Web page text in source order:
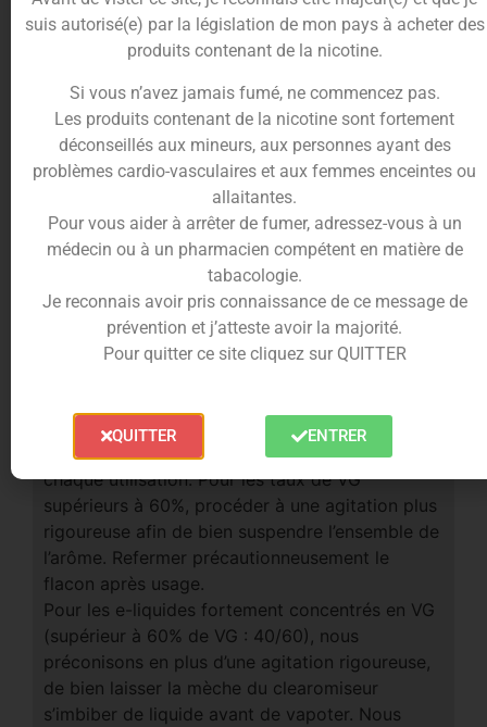
La fiabilité aromatique JNR
équilibrées, pensées pour offrir une vape stable et
régulière. Le Mango Passion Fruit bénéficie d’une
formulation précise et d’arômes fidèles, pour une
expérience aromatique constante.
Respectez les précautions
d’utilisations des e-liquides
Au-delà de 1.66% m/m de
Nicotine, Toxique en cas
d’ingestion
en cas d’ingestion
Bien agiter avant la première ouverture et avant
chaque utilisation. Pour les taux de VG
supérieurs à 60%, procéder à une agitation plus
rigoureuse afin de bien suspendre l’ensemble de
l’arôme. Refermer précautionneusement le
flacon après usage.
Pour les e-liquides fortement concentrés en VG
(supérieur à 60% de VG : 40/60), nous
préconisons en plus d’une agitation rigoureuse,
de bien laisser la mèche du clearomiseur
s’imbiber de liquide avant de vapoter. Nous
suis autorisé(e) par la législation de mon pays à acheter des
produits contenant de la nicotine.
Si vous n’avez jamais fumé, ne commencez pas.
Les produits contenant de la nicotine sont fortement
déconseillés aux mineurs, aux personnes ayant des
problèmes cardio-vasculaires et aux femmes enceintes ou
allaitantes.
Pour vous aider à arrêter de fumer, adressez-vous à un
médecin ou à un pharmacien compétent en matière de
tabacologie.
Je reconnais avoir pris connaissance de ce message de
prévention et j’atteste avoir la majorité.
Pour quitter ce site cliquez sur QUITTER
QUITTER ENTRER